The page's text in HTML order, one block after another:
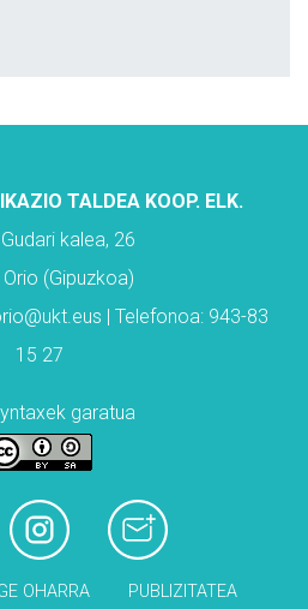
TALDEA KOOP. ELK.
kalea, 26
(Gipuzkoa)
| Telefonoa: 943-83
15 27
garatua
OHARRA PUBLIZITATEA